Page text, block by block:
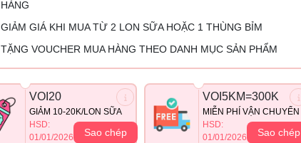
HÀNG
GIẢM GIÁ KHI MUA TỪ 2 LON SỮA HOẶC 1 THÙNG BỈM
TẶNG VOUCHER MUA HÀNG THEO DANH MỤC SẢN PHẨM
VOI20
GIẢM 10-20K/LON SỮA
HSD:
01/01/2026
Sao chép
VOI5KM=300K
MIỄN PHÍ VẬN CHUYỂN
HSD:
01/01/2026
Sao chép